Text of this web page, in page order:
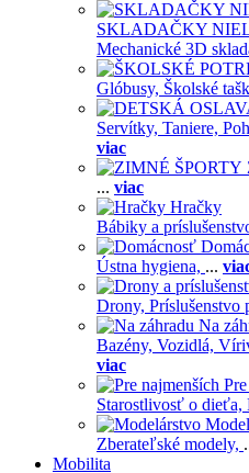
SKLADAČKY
Mechanické 3D
Glóbusy, Školské
Servítky, Taniere,
viac
... viac
Hračky
Bábiky a
Ústna hygiena, ...
Drony, Príslušenstvo
Na
Bazény, Vozidlá,
viac
Starostlivosť o dieťa,
Zberateľské modely,
Mobilita